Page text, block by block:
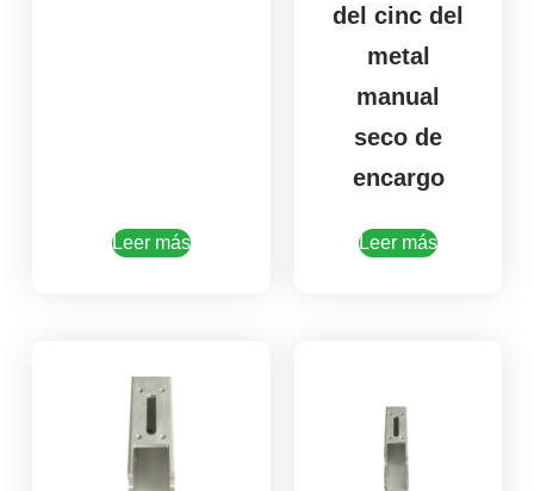
Leer más
del cinc del
metal
manual
seco de
encargo
Leer más